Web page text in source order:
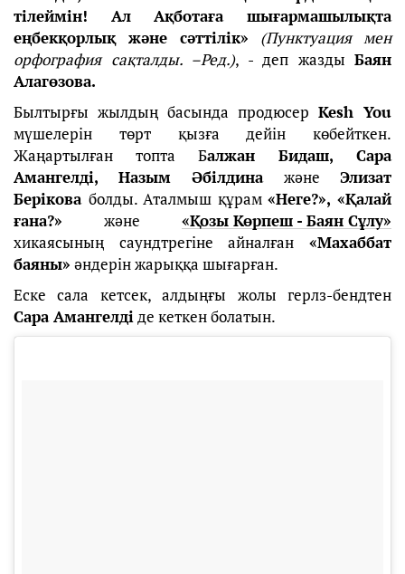
тілеймін! Ал Ақботаға шығармашылықта
еңбекқорлық және сәттілік»
(Пунктуация мен
орфография сақталды. –Ред.), - деп жазды Баян
Алагөзова.
Былтырғы жылдың басында продюсер Kesh You
мүшелерін төрт қызға дейін көбейткен.
Жаңартылған топта Балжан Бидаш, Сара
Амангелді, Назым Әбілдина және Элизат
Берікова болды. Аталмыш құрам«Неге?», «Қалай
ғана?» және «Қозы Көрпеш - Баян Сұлу»
хикаясының саундтрегіне айналған «Махаббат
баяны» әндерін жарыққа шығарған.
Еске сала кетсек, алдыңғы жолы герлз-бендтен
Сара Амангелдіде кеткен болатын.